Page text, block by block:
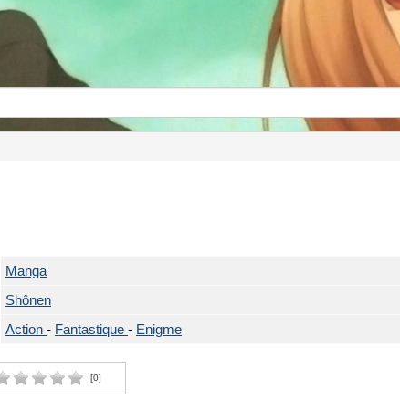
Manga
Shônen
Action - Fantastique - Enigme
[0]